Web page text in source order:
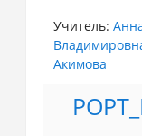
Учитель:
Акимова